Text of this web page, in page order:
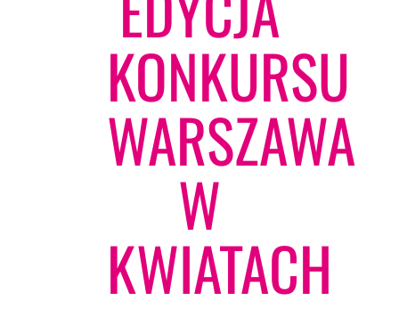
KONKURSU
WARSZAWA
W
KWIATACH